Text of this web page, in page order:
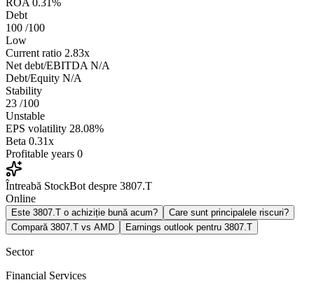
ROA 0.31%
Debt
100 /100
Low
Current ratio 2.83x
Net debt/EBITDA N/A
Debt/Equity N/A
Stability
23 /100
Unstable
EPS volatility 28.08%
Beta 0.31x
Profitable years 0
Întreabă StockBot despre 3807.T
Online
Este 3807.T o achiziție bună acum?
Care sunt principalele riscuri?
Compară 3807.T vs AMD
Earnings outlook pentru 3807.T
Sector
Financial Services